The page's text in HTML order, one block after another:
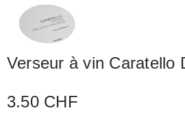
Verseur à vin Caratello
3.50 CHF